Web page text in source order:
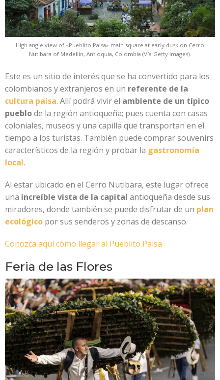
High angle view of «Pueblito Paisa» main square at early dusk on Cerro
Nutibara of Medellin, Antioquia, Colombia (Vía Getty Images).
Este es un sitio de interés que se ha convertido para los
colombianos y extranjeros en un referente de la
cultura paisa. Allí podrá vivir el ambiente de un típico
pueblode la región antioqueña; pues cuenta con casas
coloniales, museos y una capilla que transportan en el
tiempo a los turistas. También puede comprar souvenirs
característicos de la región y probar la gastronomía
local.
Al estar ubicado en el Cerro Nutibara, este lugar ofrece
una increíble vista de la capital antioqueña desde sus
miradores, donde también se puede disfrutar de un plan
ecológico por sus senderos y zonas de descanso.
Conozca aquí cómo llegar al Pueblito Paisa
Feria de las Flores